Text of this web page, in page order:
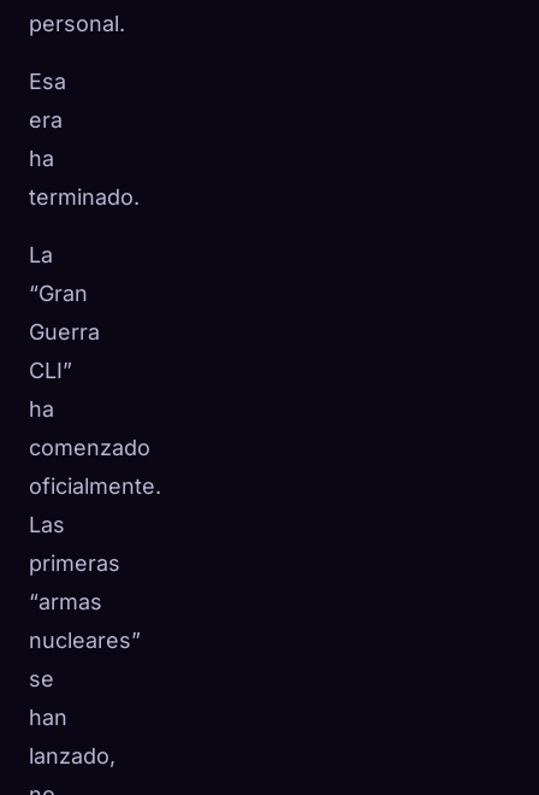
personal.
Esa
era
ha
terminado.
La
“Gran
Guerra
CLI”
ha
comenzado
oficialmente.
Las
primeras
“armas
nucleares”
se
han
lanzado,